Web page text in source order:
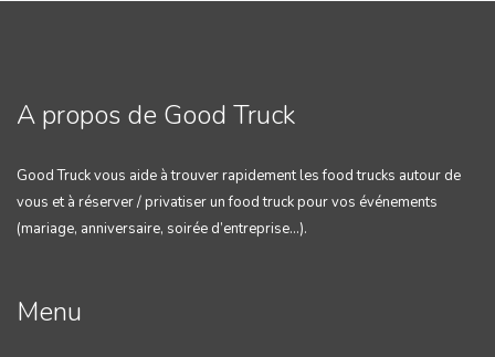
A propos de Good Truck
Good Truck vous aide à trouver rapidement les food trucks autour de
vous et à réserver / privatiser un food truck pour vos événements
(mariage, anniversaire, soirée d’entreprise…).
Menu